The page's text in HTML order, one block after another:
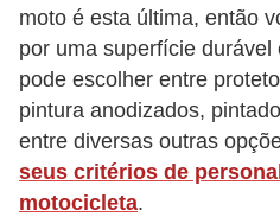
moto é esta última, então
por uma superfície durável
pode escolher entre
pintura anodizados,
entre diversas outras
seus critérios de
motocicleta.
T
r
a
n
p